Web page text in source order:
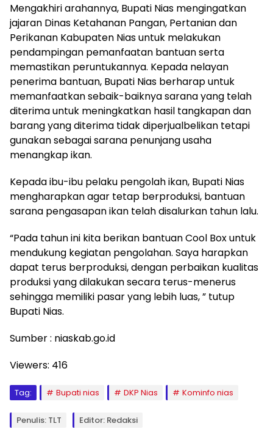
Mengakhiri arahannya, Bupati Nias mengingatkan
jajaran Dinas Ketahanan Pangan, Pertanian dan
Perikanan Kabupaten Nias untuk melakukan
pendampingan pemanfaatan bantuan serta
memastikan peruntukannya. Kepada nelayan
penerima bantuan, Bupati Nias berharap untuk
memanfaatkan sebaik-baiknya sarana yang telah
diterima untuk meningkatkan hasil tangkapan dan
barang yang diterima tidak diperjualbelikan tetapi
gunakan sebagai sarana penunjang usaha
menangkap ikan.
Kepada ibu-ibu pelaku pengolah ikan, Bupati Nias
mengharapkan agar tetap berproduksi, bantuan
sarana pengasapan ikan telah disalurkan tahun lalu.
“Pada tahun ini kita berikan bantuan Cool Box untuk
mendukung kegiatan pengolahan. Saya harapkan
dapat terus berproduksi, dengan perbaikan kualitas
produksi yang dilakukan secara terus-menerus
sehingga memiliki pasar yang lebih luas, ” tutup
Bupati Nias.
Sumber : niaskab.go.id
Viewers: 416
Tag: Bupati nias DKP Nias Kominfo nias
Penulis: TLT Editor: Redaksi